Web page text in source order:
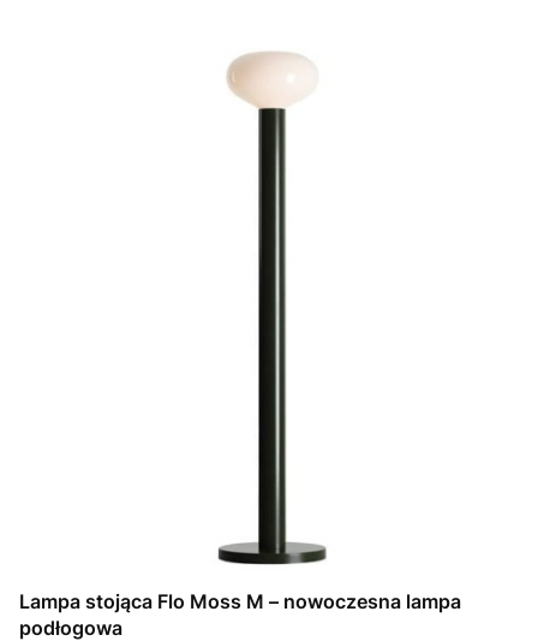
Lampa stojąca Flo Moss M – nowoczesna lampa
podłogowa